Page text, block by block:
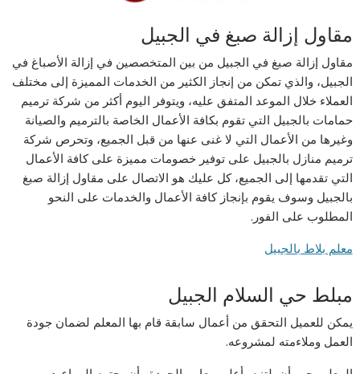
مقاول إزالة صبغ في الجبيل
مقاول إزالة صبغ في الجبيل من بين المتخصصين في إزالة الأصباغ في
الجبيل، والذي تمكن من إنجاز الكثير من الخدمات المميزة إلى مختلف
العملاء خلال الموعد المتفق عليه، ويتوفر اليوم أكثر من شركة ترميم
حمامات بالجبيل التي تقوم بكافة الأعمال الخاصة بالترميم والصيانة
وغيرها من الأعمال التي لا غنى عنها من قبل الجميع، وتحرص شركة
ترميم منازل بالجبيل على توفير خصومات مميزة على كافة الأعمال
التي تقدمها إلى الجميع، كل عليك هو الاتصال على مقاول إزالة صبغ
بالجبيل وسوف يقوم بإنجاز كافة الأعمال والخدمات على النحو
المطلوب على الفور.
معلم بلاط بالجبيل
مبلط حي السلام الجبيل
يمكن للعميل التحقق من أعمال سابقة قام بها المعلم لضمان جودة
العمل وملاءمته لمشروعه.